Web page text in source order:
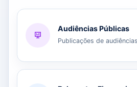
Audiências Públicas
Publicações de